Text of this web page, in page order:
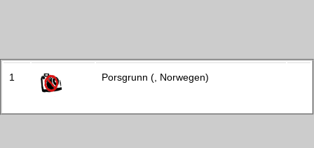
1 Porsgrunn (, Norwegen)